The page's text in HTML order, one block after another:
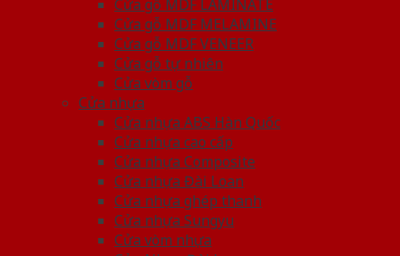
Cửa gỗ MDF LAMINATE
Cửa gỗ MDF MELAMINE
Cửa gỗ MDF VENEER
Cửa gỗ tự nhiên
Cửa vòm gỗ
Cửa nhựa
Cửa nhựa ABS Hàn Quốc
Cửa nhựa cao cấp
Cửa nhựa Composite
Cửa nhựa Đài Loan
Cửa nhựa ghép thanh
Cửa nhựa Sungyu
Cửa vòm nhựa